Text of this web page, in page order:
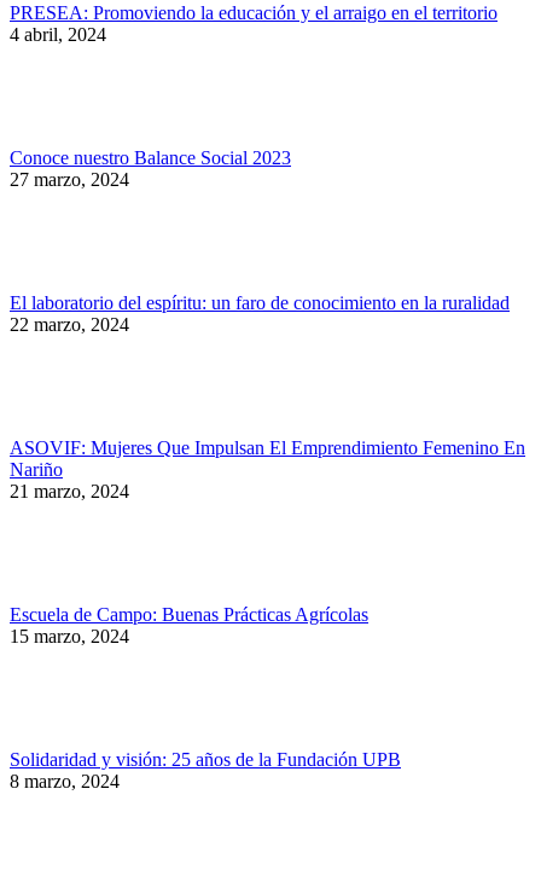
PRESEA: Promoviendo la educación y el arraigo en el territorio
4 abril, 2024
Conoce nuestro Balance Social 2023
27 marzo, 2024
El laboratorio del espíritu: un faro de conocimiento en la ruralidad
22 marzo, 2024
ASOVIF: Mujeres Que Impulsan El Emprendimiento Femenino En
Nariño
21 marzo, 2024
Escuela de Campo: Buenas Prácticas Agrícolas
15 marzo, 2024
Solidaridad y visión: 25 años de la Fundación UPB
8 marzo, 2024